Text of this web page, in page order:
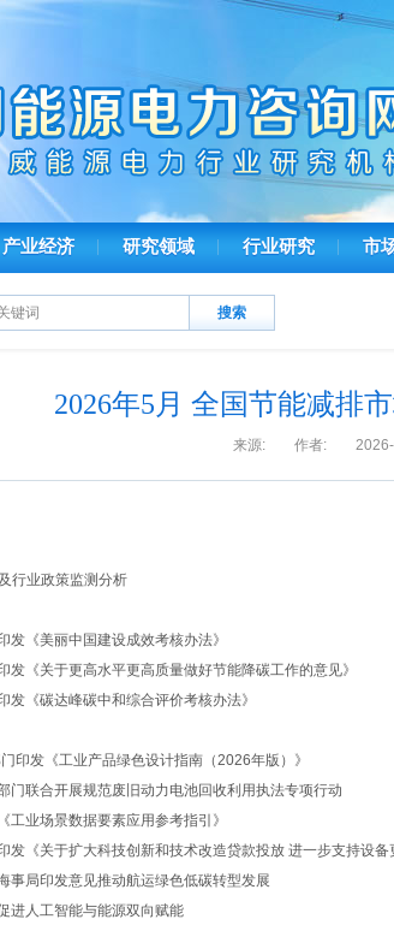
产业经济 研究领域 行业研究 市
2026年5月 全国节能减排
来源: 作者: 2026-
行业政策监测分析
发《美丽中国建设成效考核办法》
发《关于更高水平更高质量做好节能降碳工作的意见》
发《碳达峰碳中和综合评价考核办法》
印发《工业产品绿色设计指南（2026年版）》
门联合开展规范废旧动力电池回收利用执法专项行动
工业场景数据要素应用参考指引》
发《关于扩大科技创新和技术改造贷款投放 进一步支持设备
事局印发意见推动航运绿色低碳转型发展
进人工智能与能源双向赋能